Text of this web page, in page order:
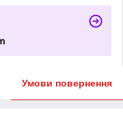
Умови повернення